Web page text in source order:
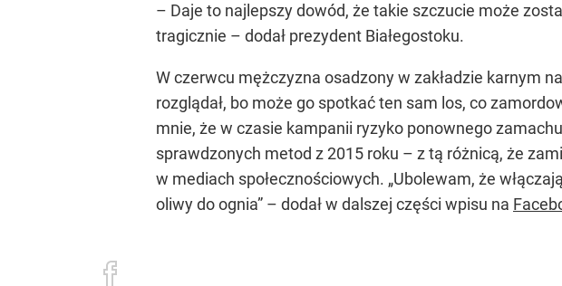
– Daje to najlepszy dowód, że takie szczucie może
tragicznie – dodał prezydent Białegostoku.
W czerwcu mężczyzna osadzony w zakładzie karnym
rozglądał, bo może go spotkać ten sam los, co
mnie, że w czasie kampanii ryzyko ponownego
sprawdzonych metod z 2015 roku – z tą różnicą, że
w mediach społecznościowych. „Ubolewam, że
oliwy do ognia” – dodał w dalszej części wpisu na